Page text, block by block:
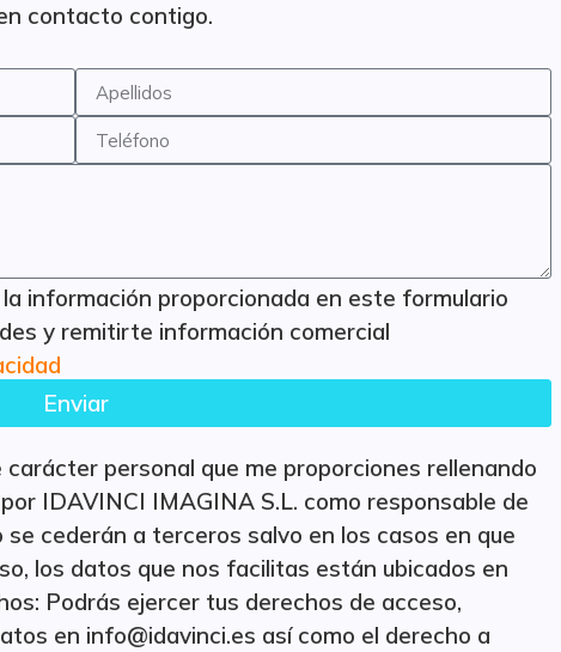
contacto contigo.
información proporcionada en este formulario
y remitirte información comercial
Enviar
personal que me proporciones rellenando
IDAVINCI IMAGINA S.L. como responsable de
cederán a terceros salvo en los casos en que
los datos que nos facilitas están ubicados en
Podrás ejercer tus derechos de acceso,
en info@idavinci.es así como el derecho a